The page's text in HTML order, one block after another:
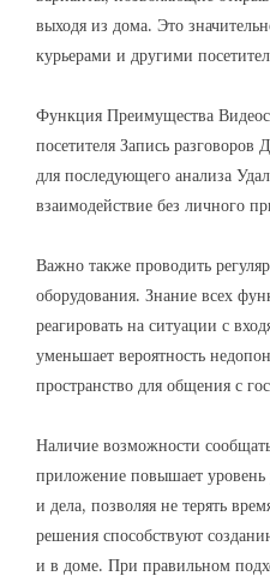
выходя из дома. Это
курьерами и другими
Функция Преимущества
посетителя Запись
для последующего анализа
взаимодействие без личного
Важно также проводить
оборудования. Знание всех
реагировать на ситуации с
уменьшает вероятность
пространство для общения с
Наличие возможности
приложение повышает
и дела, позволяя не терять
решения способствуют
и в доме. При правильном